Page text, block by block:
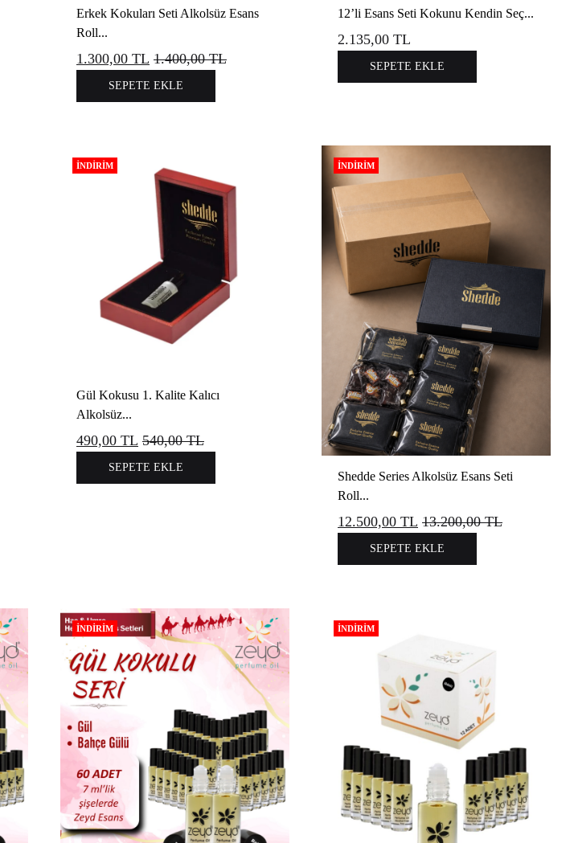
Erkek Kokuları Seti Alkolsüz Esans
Roll...
1.300,00 TL 1.400,00TL
SEPETE EKLE
12’li Esans Seti Kokunu Kendin Seç...
2.135,00 TL
SEPETE EKLE
İNDIRIM
Gül Kokusu 1. Kalite Kalıcı
Alkolsüz...
490,00 TL 540,00TL
SEPETE EKLE
İNDIRIM
Shedde Series Alkolsüz Esans Seti
Roll...
12.500,00 TL 13.200,00TL
SEPETE EKLE
İNDIRIM İNDIRIM